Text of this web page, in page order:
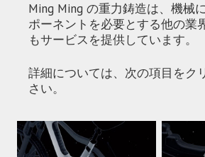
Ming Ming の重力鋳造は、機械
ポーネントを必要とする他の業
もサービスを提供しています。
詳細については、次の項目をク
さい。